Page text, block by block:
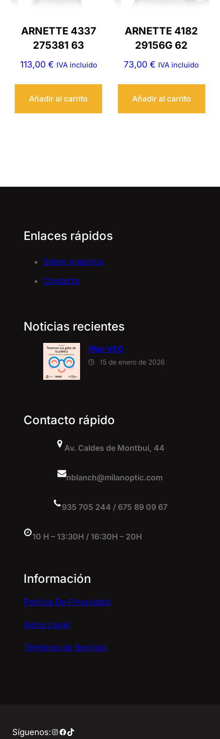
ARNETTE 4337
275381 63
113,00 € IVA incluido
Añadir al carrito
ARNETTE 4182
29156G 62
73,00€ IVA incluido
Añadir al carrito
Enlaces rápidos
Sobre nosotros
Contacta
Noticias recientes
Plan VEO
15 de enero de 2026
Contacto rápido
Av. Caldes de Montbui, 44
nblanch@milanoptic.com
935 705 244 / 675 89 09 67
10 H – 13:30H / 16:30H – 20H
Información
Política De Privacidad
Aviso Legal
Términos de Servicio
Síguenos:Instagram
Facebook
TikTok